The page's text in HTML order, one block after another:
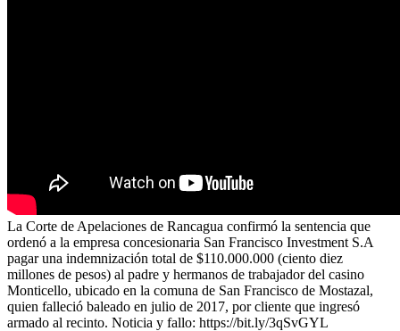
La Corte de Apelaciones de Rancagua confirmó la sentencia que
ordenó a la empresa concesionaria San Francisco Investment S.A
pagar una indemnización total de $110.000.000 (ciento diez
millones de pesos) al padre y hermanos de trabajador del casino
Monticello, ubicado en la comuna de San Francisco de Mostazal,
quien falleció baleado en julio de 2017, por cliente que ingresó
armado al recinto. Noticia y fallo: https://bit.ly/3qSvGYL